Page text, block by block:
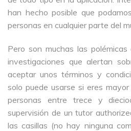
han hecho posible que
personas en cualquier parte del
Pero son muchas las
investigaciones que alertan
aceptar unos términos y
solo puede usarse si eres
personas entre trece y
supervisión de un tutor
las casillas (no hay ninguna